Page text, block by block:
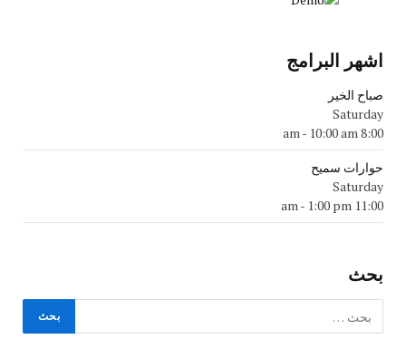
اشهر البرامج
صباح الخير
Saturday
8:00 am
- 10:00 am
حوارات سميح
Saturday
11:00 am
- 1:00 pm
بحث